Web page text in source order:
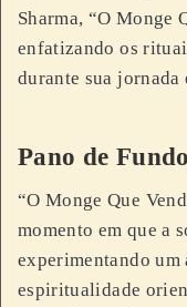
Sharma, “O Monge
enfatizando os
durante sua
Pano de
“O Monge Que
momento em que a
experimentando um
espiritualidade